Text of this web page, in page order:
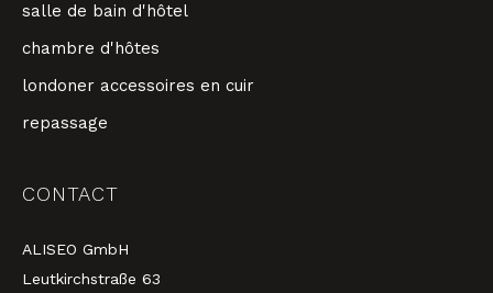
salle de bain d'hôtel
chambre d'hôtes
londoner accessoires en cuir
repassage
CONTACT
ALISEO GmbH
Leutkirchstraße 63